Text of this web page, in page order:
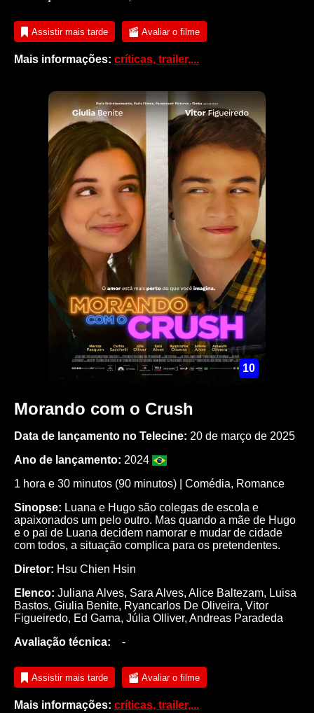
Assistir mais tarde Avaliar o filme
Mais informações: críticas, trailer,...
10
Morando com o Crush
Data de lançamento no Telecine: 20 de março de 2025
Ano de lançamento: 2024
1 hora e 30 minutos (90 minutos) | Comédia, Romance
Sinopse: Luana e Hugo são colegas de escola e
apaixonados um pelo outro. Mas quando a mãe de Hugo
e o pai de Luana decidem namorar e mudar de cidade
com todos, a situação complica para os pretendentes.
Diretor: Hsu Chien Hsin
Elenco: Juliana Alves, Sara Alves, Alice Baltezam, Luisa
Bastos, Giulia Benite, Ryancarlos De Oliveira, Vitor
Figueiredo, Ed Gama, Júlia Olliver, Andreas Paradeda
Avaliação técnica:
-
Assistir mais tarde Avaliar o filme
Mais informações: críticas, trailer,...